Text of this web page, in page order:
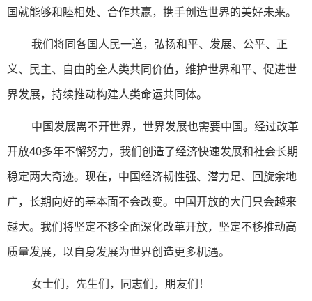
国就能够和睦相处、合作共赢，携手创造世界的美好未来。
我们将同各国人民一道，弘扬和平、发展、公平、正
义、民主、自由的全人类共同价值，维护世界和平、促进世
界发展，持续推动构建人类命运共同体。
中国发展离不开世界，世界发展也需要中国。经过改革
开放40多年不懈努力，我们创造了经济快速发展和社会长期
稳定两大奇迹。现在，中国经济韧性强、潜力足、回旋余地
广，长期向好的基本面不会改变。中国开放的大门只会越来
越大。我们将坚定不移全面深化改革开放，坚定不移推动高
质量发展，以自身发展为世界创造更多机遇。
女士们，先生们，同志们，朋友们！